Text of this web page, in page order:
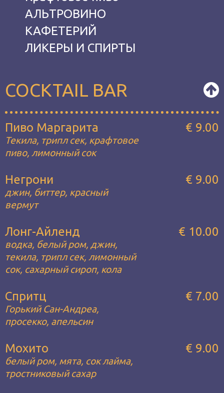
АЛЬТРОВИНО
КАФЕТЕРИЙ
ЛИКЕРЫ И СПИРТЫ
COCKTAIL BAR
Пиво Маргарита
Текила, трипл сек, крафтовое
пиво, лимонный сок
€ 9.00
Негрони
джин, биттер, красный
вермут
€ 9.00
Лонг-Айленд
водка, белый ром, джин,
текила, трипл сек, лимонный
сок, сахарный сироп, кола
€ 10.00
Спритц
Горький Сан-Андреа,
просекко, апельсин
€ 7.00
Мохито
белый ром, мята, сок лайма,
тростниковый сахар
€ 9.00